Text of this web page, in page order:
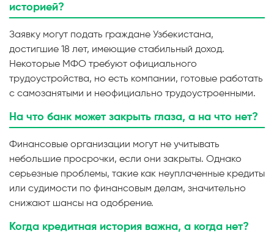
историей?
Заявку могут подать граждане Узбекистана,
достигшие 18 лет, имеющие стабильный доход.
Некоторые МФО требуют официального
трудоустройства, но есть компании, готовые работать
с самозанятыми и неофициально трудоустроенными.
На что банк может закрыть глаза, а на что нет?
Финансовые организации могут не учитывать
небольшие просрочки, если они закрыты. Однако
серьезные проблемы, такие как неуплаченные кредиты
или судимости по финансовым делам, значительно
снижают шансы на одобрение.
Когда кредитная история важна, а когда нет?